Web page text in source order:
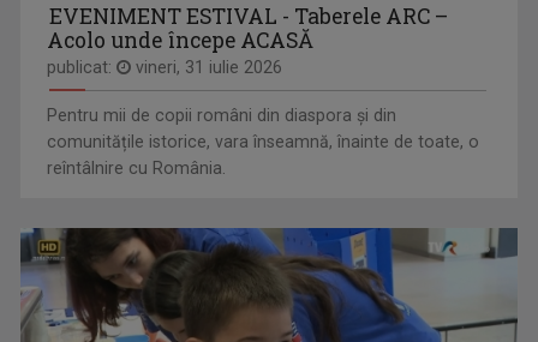
EVENIMENT ESTIVAL - Taberele ARC –
Acolo unde începe ACASĂ
publicat: vineri, 31 iulie 2026
Pentru mii de copii români din diaspora și din
comunitățile istorice, vara înseamnă, înainte de toate, o
reîntâlnire cu România.